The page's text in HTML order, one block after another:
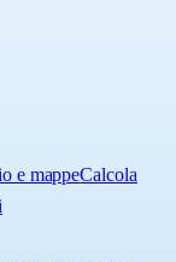
e mappeCalcola